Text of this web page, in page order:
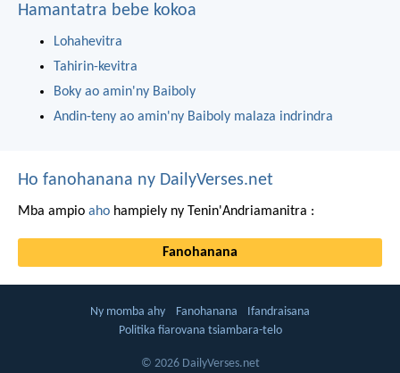
Hamantatra bebe kokoa
Lohahevitra
Tahirin-kevitra
Boky ao amin'ny Baiboly
Andin-teny ao amin'ny Baiboly malaza indrindra
Ho fanohanana ny DailyVerses.net
Mba ampio aho hampiely ny Tenin'Andriamanitra :
Fanohanana
Ny momba ahy Fanohanana
Ifandraisana
Politika fiarovana tsiambara-telo
© 2026 DailyVerses.net